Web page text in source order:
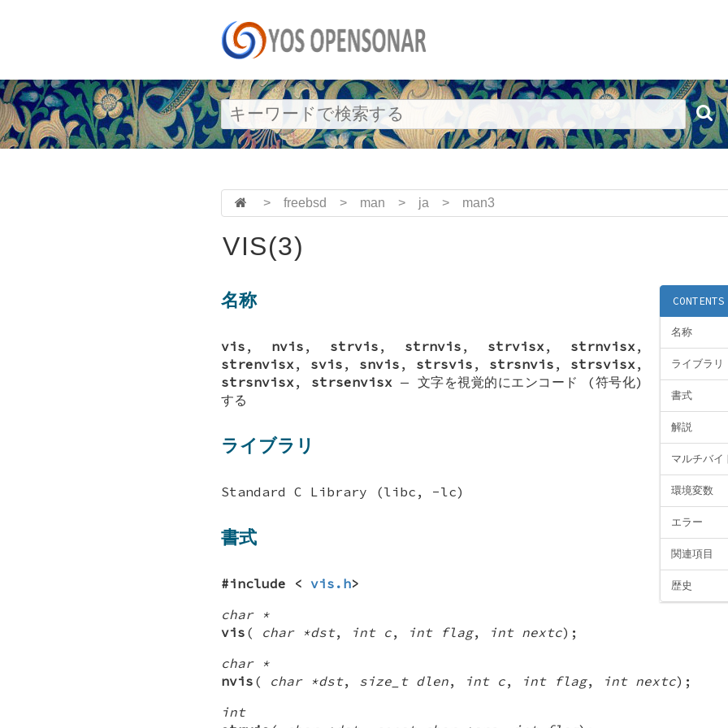
> freebsd > man > ja > man3
VIS(3)
CONTENTS
名称
ライブラリ
書式
解説
マルチバイ
環境変数
エラー
関連項目
歴史
名称
vis , nvis , strvis , strnvis , strvisx , strnvisx ,
strenvisx , svis , snvis , strsvis , strsnvis , strsvisx ,
strsnvisx , strsenvisx — 文字を視覚的にエンコード (符号化)
する
ライブラリ
Standard C Library (libc, -lc)
書式
#include < vis.h>
char *
vis ( char *dst, int c, int flag, int nextc);
char *
nvis ( char *dst, size_t dlen, int c, int flag, int nextc);
int